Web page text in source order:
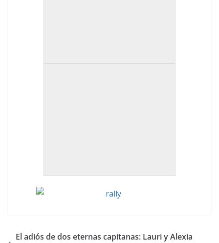
El adiós de dos eternas capitanas: Lauri y Alexia